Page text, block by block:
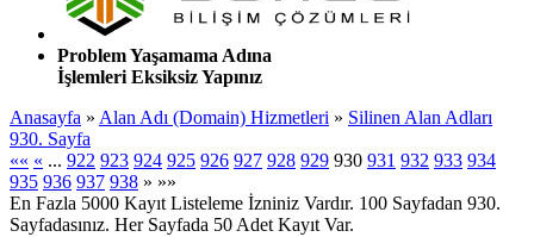
Problem Yaşamama Adına
İşlemleri Eksiksiz Yapınız
Anasayfa » Alan Adı (Domain) Hizmetleri » Silinen Alan Adları
930. Sayfa
«« « ... 922 923 924 925 926 927 928 929 930 931 932 933 934
935 936 937 938 » »»
En Fazla 5000 Kayıt Listeleme İzniniz Vardır. 100 Sayfadan 930.
Sayfadasınız. Her Sayfada 50 Adet Kayıt Var.